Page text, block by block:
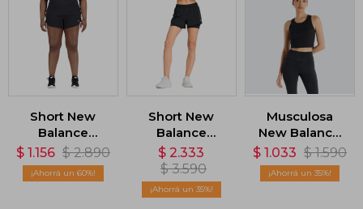
Short New
Balance
Impact Run
3in - Negro
$ 1.156 $ 2.890
60
Short New
Balance
Seamless 2IN1
- Negro
$ 2.333
$ 3.590
35
Musculosa
New Balance
Micro-Rib -
Negro
$ 1.033 $ 1.590
35